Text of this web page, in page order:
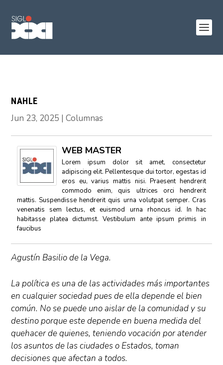
NAHLE
Jun 23, 2025 |Columnas
WEB MASTER
Lorem ipsum dolor sit amet, consectetur
adipiscing elit. Pellentesque dui tortor, egestas id
eros eu, varius mattis nisi. Praesent hendrerit
commodo enim, quis ultrices orci hendrerit
mattis. Suspendisse hendrerit quis urna volutpat semper. Cras
venenatis sem lectus, et euismod urna rhoncus id. In hac
habitasse platea dictumst. Vestibulum ante ipsum primis in
faucibus
Agustín Basilio de la Vega.
La política es una de las actividades más importantes
en cualquier sociedad pues de ella depende el bien
común. No se puede uno aislar de la comunidad y su
destino porque este depende en buena medida del
quehacer de quienes, teniendo vocación por atender
los asuntos de las ciudades o Estados, toman
decisiones que afectan a todos.